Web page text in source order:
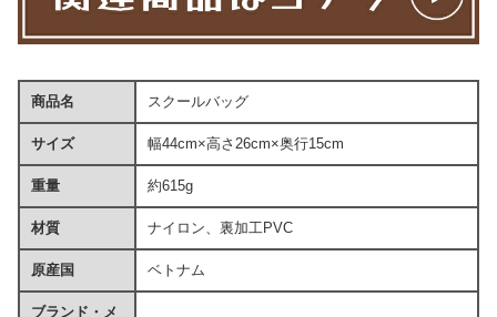
商品名 スクールバッグ
サイズ 幅44cm×高さ26cm×奥行15cm
重量 約615g
材質 ナイロン、裏加工PVC
原産国 ベトナム
ブランド・メ